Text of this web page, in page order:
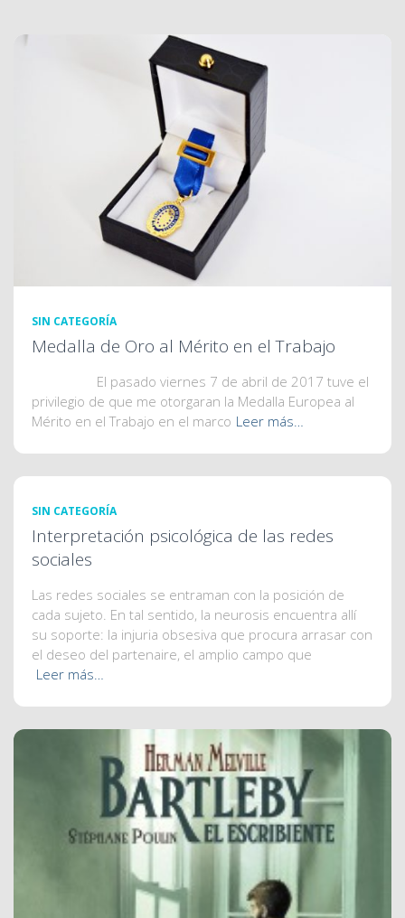
SIN CATEGORÍA
Medalla de Oro al Mérito en el Trabajo
El pasado viernes 7 de abril de 2017 tuve el
privilegio de que me otorgaran la Medalla Europea al
Mérito en el Trabajo en el marco Leer más…
SIN CATEGORÍA
Interpretación psicológica de las redes
sociales
Las redes sociales se entraman con la posición de
cada sujeto. En tal sentido, la neurosis encuentra allí
su soporte: la injuria obsesiva que procura arrasar con
el deseo del partenaire, el amplio campo que
Leer más…